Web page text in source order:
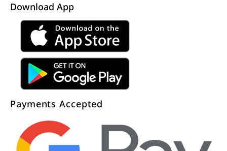
Download App
Payments Accepted